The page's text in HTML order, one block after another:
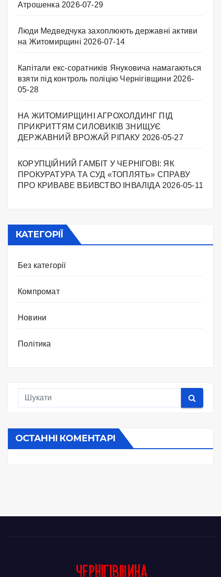
Атрошенка 2026-07-29
Люди Медведчука захоплюють державні активи
на Житомирщині 2026-07-14
Капітали екс-соратників Януковича намагаються
взяти під контроль поліцію Чернігівщини 2026-
05-28
НА ЖИТОМИРЩИНІ АГРОХОЛДИНГ ПІД
ПРИКРИТТЯМ СИЛОВИКІВ ЗНИЩУЄ
ДЕРЖАВНИЙ ВРОЖАЙ РІПАКУ ​ 2026-05-27
КОРУПЦІЙНИЙ ГАМБІТ У ЧЕРНІГОВІ: ЯК
ПРОКУРАТУРА ТА СУД «ТОПЛЯТЬ» СПРАВУ
ПРО КРИВАВЕ ВБИВСТВО ІНВАЛІДА 2026-05-11
КАТЕГОРІЇ
Без категорії
Компромат
Новини
Політика
ОСТАННІ КОМЕНТАРІ